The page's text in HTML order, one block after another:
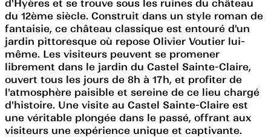
d'Hyères et se trouve sous les ruines du château
du 12ème siècle. Construit dans un style roman de
fantaisie, ce château classique est entouré d'un
jardin pittoresque où repose Olivier Voutier lui-
même. Les visiteurs peuvent se promener
librement dans le jardin du Castel Sainte-Claire,
ouvert tous les jours de 8h à 17h, et profiter de
l'atmosphère paisible et sereine de ce lieu chargé
d'histoire. Une visite au Castel Sainte-Claire est
une véritable plongée dans le passé, offrant aux
visiteurs une expérience unique et captivante.